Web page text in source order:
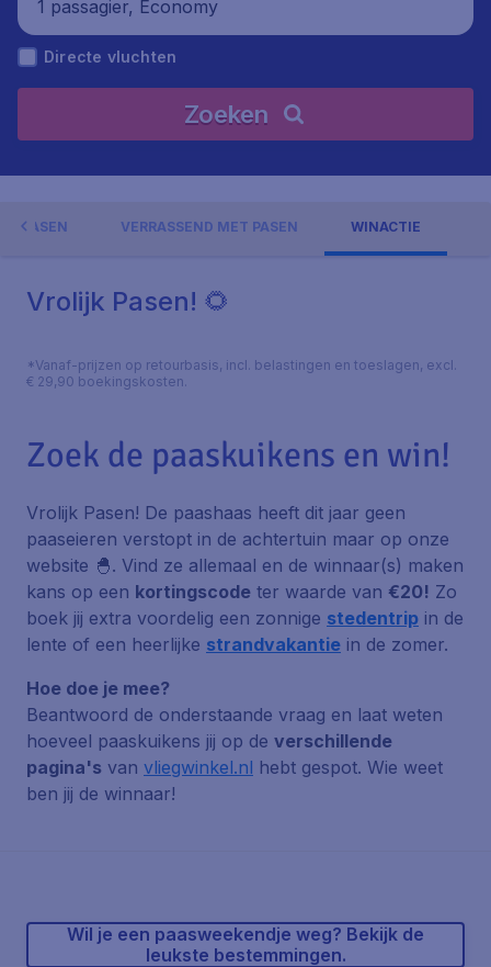
1 passagier, Economy
Directe vluchten
Zoeken
PASEN VERRASSEND MET PASEN WINACTIE
Vrolijk Pasen! 🌻
*Vanaf-prijzen op retourbasis, incl. belastingen en toeslagen, excl.
€ 29,90 boekingskosten.
Zoek de paaskuikens en win!
Vrolijk Pasen! De paashaas heeft dit jaar geen
paaseieren verstopt in de achtertuin maar op onze
website 🐣. Vind ze allemaal en de winnaar(s) maken
kans op een kortingscode ter waarde van €20! Zo
boek jij extra voordelig een zonnige stedentrip in de
lente of een heerlijke strandvakantie in de zomer.
Hoe doe je mee?
Beantwoord de onderstaande vraag en laat weten
hoeveel paaskuikens jij op de verschillende
pagina's van vliegwinkel.nl hebt gespot. Wie weet
ben jij de winnaar!
Wil je een paasweekendje weg? Bekijk de
leukste bestemmingen.